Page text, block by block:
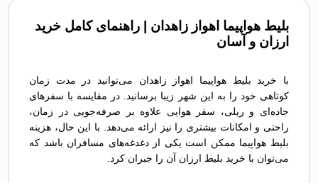
بلیط هواپیما اهواز زاهدان | راهنمای کامل خرید
ارزان و آسان
با خرید بلیط هواپیما اهواز زاهدان می‌توانید در مدت زمان
کوتاهی خود را به این شهر زیبا برسانید. در مقایسه با سفرهای
جاده‌ای و ریلی، سفر هوایی علاوه بر صرفه‌جویی در زمان،
راحتی و امکانات بیشتری را نیز ارائه می‌دهد. با این حال، هزینه
بلیط هواپیما ممکن است یکی از دغدغه‌های مسافران باشد که
می‌توان با خرید بلیط ارزان آن را جبران کرد.